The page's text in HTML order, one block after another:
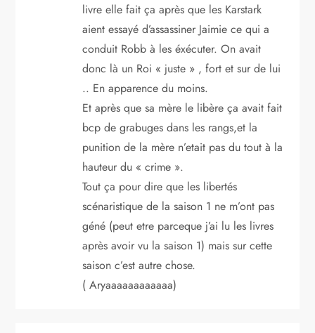
livre elle fait ça après que les Karstark
aient essayé d’assassiner Jaimie ce qui a
conduit Robb à les éxécuter. On avait
donc là un Roi « juste » , fort et sur de lui
.. En apparence du moins.
Et après que sa mère le libère ça avait fait
bcp de grabuges dans les rangs,et la
punition de la mère n’etait pas du tout à la
hauteur du « crime ».
Tout ça pour dire que les libertés
scénaristique de la saison 1 ne m’ont pas
géné (peut etre parceque j’ai lu les livres
après avoir vu la saison 1) mais sur cette
saison c’est autre chose.
( Aryaaaaaaaaaaaa)